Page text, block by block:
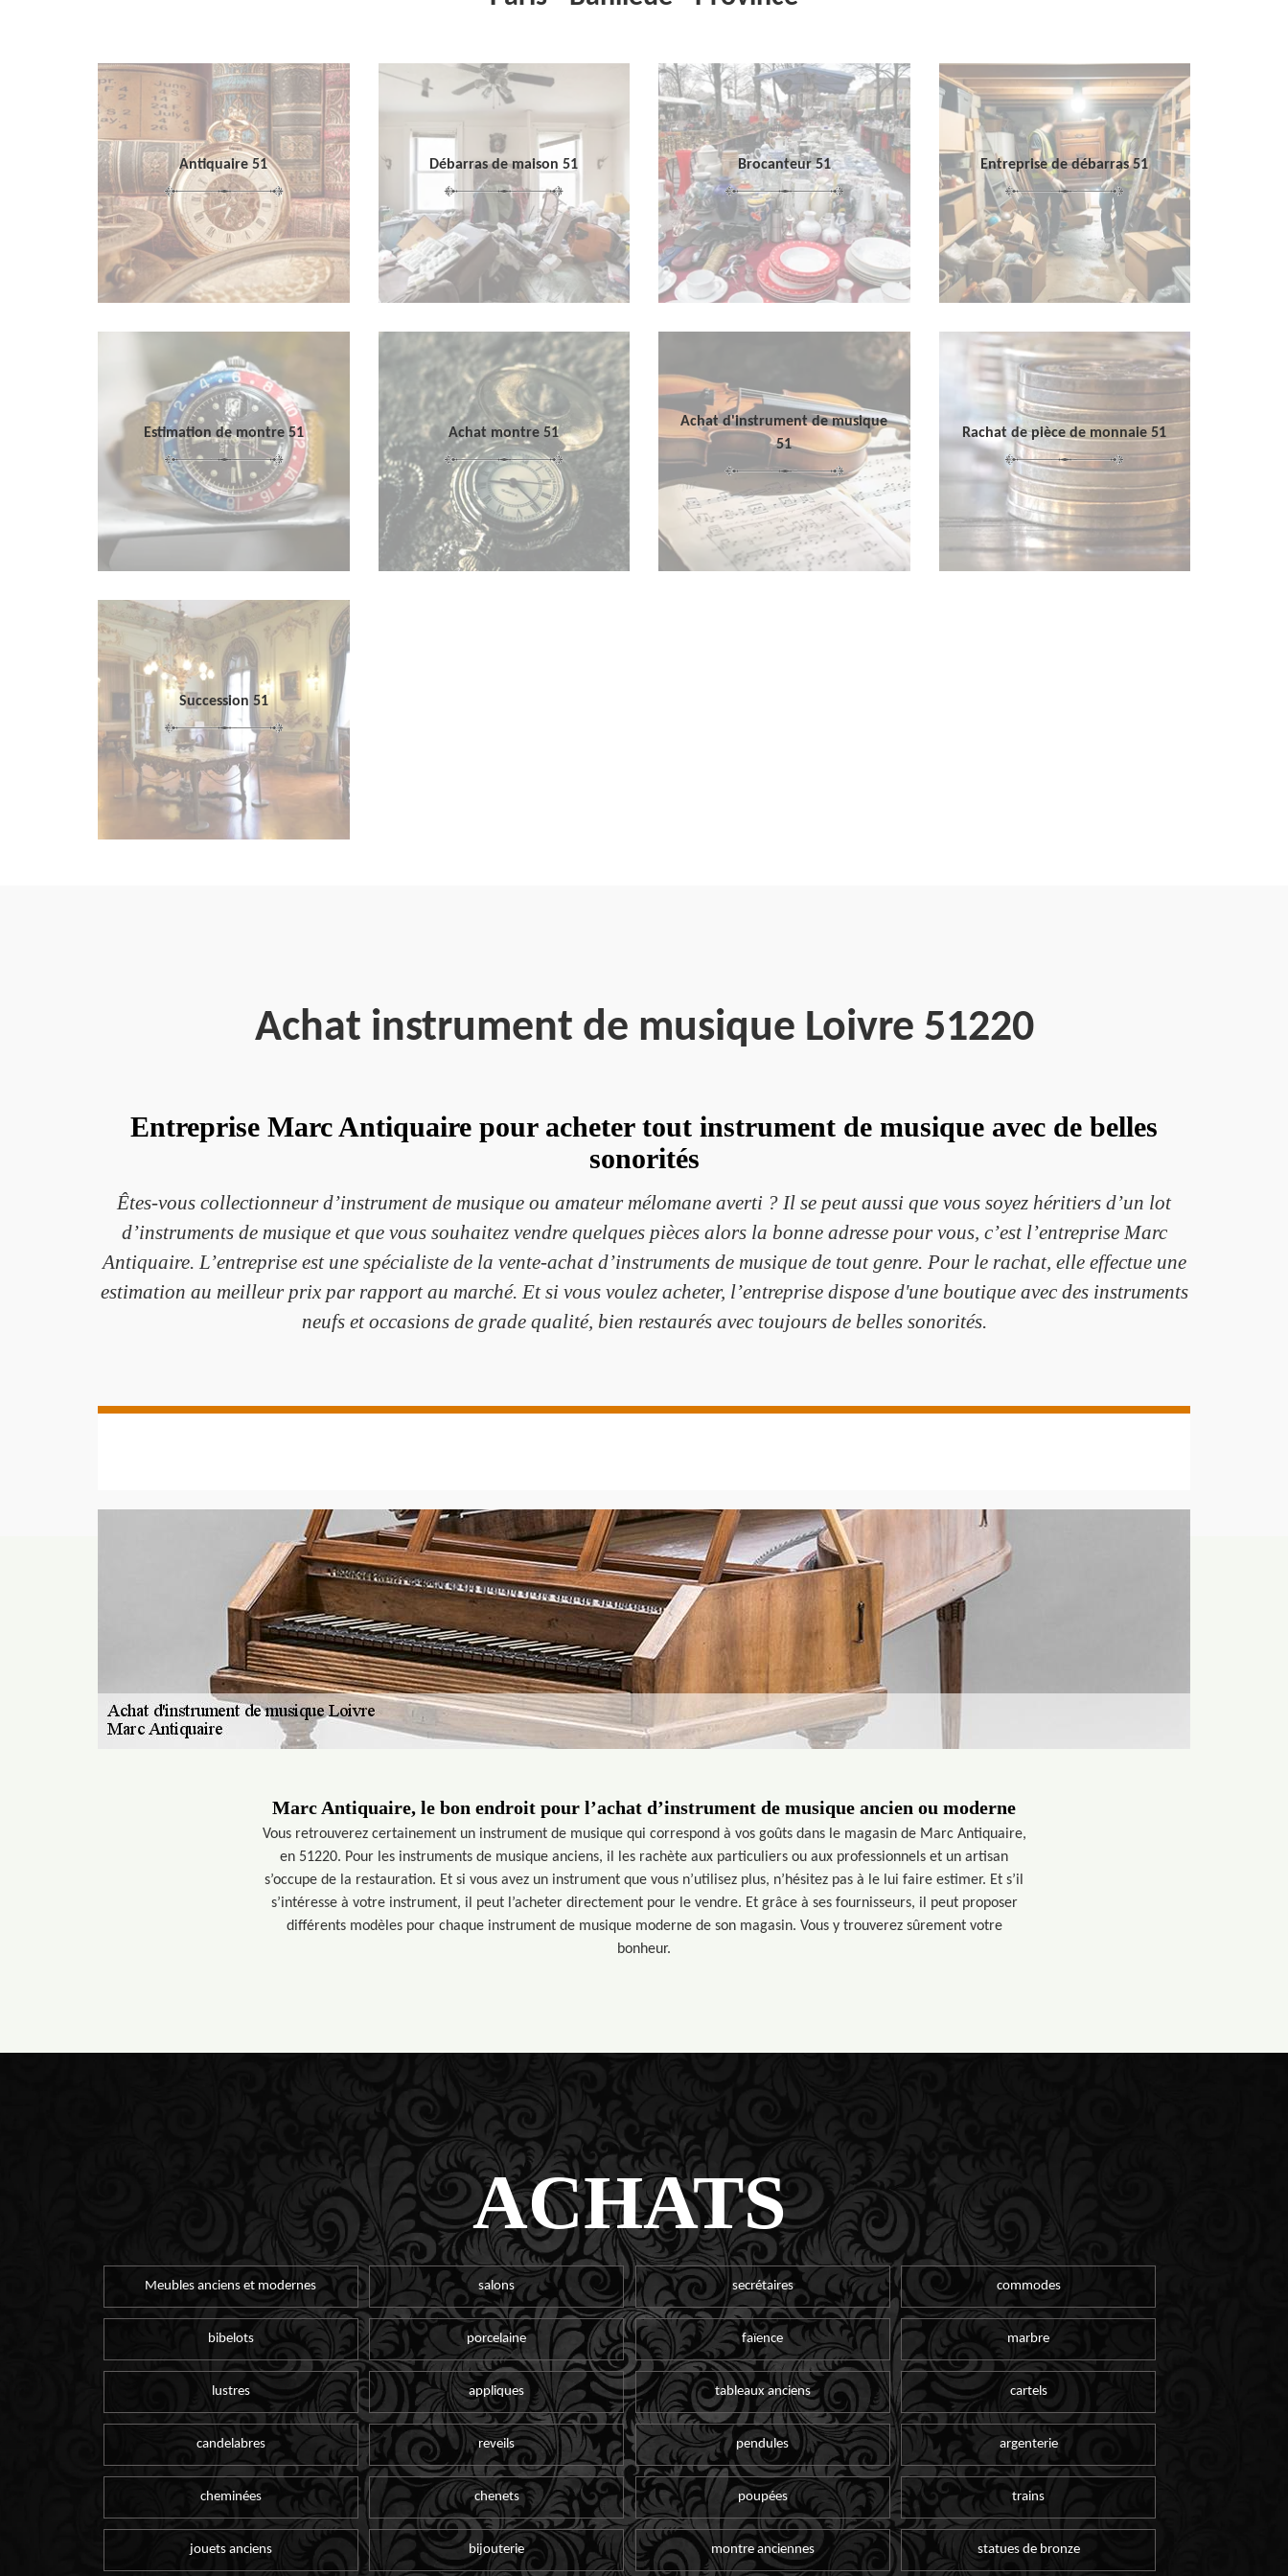
Antiquaire 51 Débarras de maison 51 Brocanteur 51 Entreprise de débarras 51
Estimation de montre 51 Achat montre 51
Achat d'instrument de musique
51
Rachat de pièce de monnaie 51
Succession 51
Achat instrument de musique Loivre 51220
Entreprise Marc Antiquaire pour acheter tout instrument de musique avec de belles
sonorités
Êtes-vous collectionneur d’instrument de musique ou amateur mélomane averti ? Il se peut aussi que vous soyez héritiers d’un lot
d’instruments de musique et que vous souhaitez vendre quelques pièces alors la bonne adresse pour vous, c’est l’entreprise Marc
Antiquaire. L’entreprise est une spécialiste de la vente-achat d’instruments de musique de tout genre. Pour le rachat, elle effectue une
estimation au meilleur prix par rapport au marché. Et si vous voulez acheter, l’entreprise dispose d'une boutique avec des instruments
neufs et occasions de grade qualité, bien restaurés avec toujours de belles sonorités.
Marc Antiquaire, le bon endroit pour l’achat d’instrument de musique ancien ou moderne
Vous retrouverez certainement un instrument de musique qui correspond à vos goûts dans le magasin de Marc Antiquaire,
en 51220. Pour les instruments de musique anciens, il les rachète aux particuliers ou aux professionnels et un artisan
s’occupe de la restauration. Et si vous avez un instrument que vous n’utilisez plus, n’hésitez pas à le lui faire estimer. Et s’il
s’intéresse à votre instrument, il peut l’acheter directement pour le vendre. Et grâce à ses fournisseurs, il peut proposer
différents modèles pour chaque instrument de musique moderne de son magasin. Vous y trouverez sûrement votre
bonheur.
ACHATS
Meubles anciens et modernes salons secrétaires commodes
bibelots porcelaine faïence marbre
lustres appliques tableaux anciens cartels
candelabres reveils pendules argenterie
cheminées chenets poupées trains
jouets anciens bijouterie montre anciennes statues de bronze